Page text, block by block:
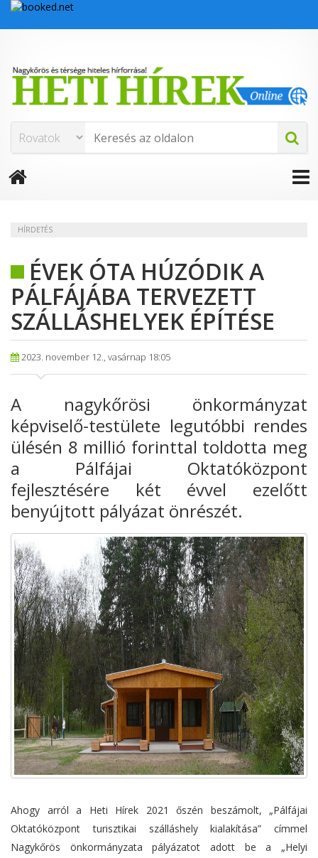
HÍRDETÉS
ÉVEK ÓTA HÚZÓDIK A
PÁLFÁJÁBA TERVEZETT
SZÁLLÁSHELYEK ÉPÍTÉSE
2023. november 12., vasárnap 18:05
A nagykőrösi önkormányzat
képviselő-testülete legutóbbi rendes
ülésén 8 millió forinttal toldotta meg
a Pálfájai Oktatóközpont
fejlesztésére két évvel ezelőtt
benyújtott pályázat önrészét.
Ahogy arról a Heti Hírek 2021 őszén beszámolt, „Pálfájai
Oktatóközpont turisztikai szálláshely kialakítása” címmel
Nagykőrös önkormányzata pályázatot adott be a „Helyi